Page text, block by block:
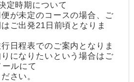
定時期について
が未定のコースの場合、ご
ご出発21日前頃となりま
日程表でのご案内となりま
になりたいという場合はご
ルにて
さい。